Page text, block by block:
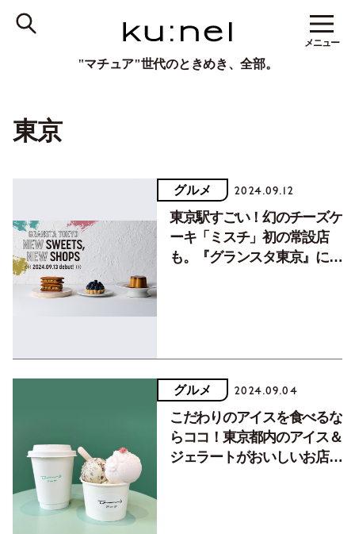
"マチュア"世代のときめき、全部。
メニュー
東京
グルメ 2024.09.12
東京駅すごい！幻のチーズケ
ーキ「ミスチ」初の常設店
も。『グランスタ東京』に
グルメ 2024.09.04
こだわりのアイスを食べるな
らココ！東京都内のアイス＆
ジェラートがおいしいお店3